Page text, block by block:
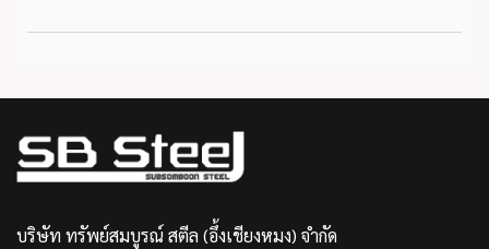
บริษัท ทรัพย์สมบูรณ์ สตีล (อึ้งเชียงหมง) จำกัด